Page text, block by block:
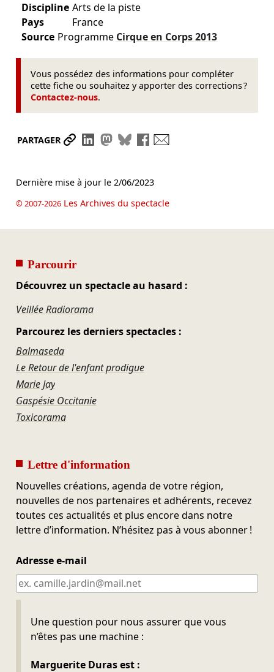
Discipline Arts de la piste
Pays
France
Source Programme Cirque en Corps2013
Vous possédez des informations pour compléter
cette fiche ou souhaitez y apporter des corrections ?
Contactez-nous.
PARTAGER Partager le lien
Partager sur LinkedIn
Partager sur Mastodon
Partager sur Bluesky
Partager sur Facebook
Dernière mise à jour le 2/06/2023
© 2007-2026Les Archives du spectacle
Parcourir
Découvrez un spectacle au hasard :
Veillée Radiorama
Parcourez les derniers spectacles :
Balmaseda
Le Retour de l'enfant prodigue
Marie Jay
Gaspésie Occitanie
Toxicorama
Lettre d'information
Nouvelles créations, agenda de votre région,
nouvelles de nos partenaires et adhérents, recevez
toutes ces actualités et plus encore dans notre
lettre d’information. N’hésitez pas à vous abonner !
Adresse e-mail
Une question pour nous assurer que vous
n’êtes pas une machine :
Marguerite Duras est :
Ne pas remplir